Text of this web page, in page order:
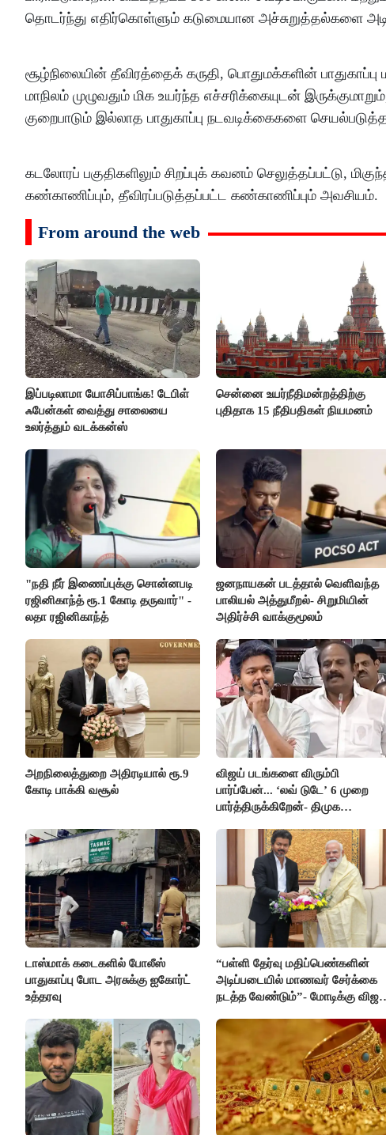
தொடர்ந்து எதிர்கொள்ளும் கடுமையான அச்சுறுத்தல்களை
சூழ்நிலையின் தீவிரத்தைக் கருதி, பொதுமக்களின்
மாநிலம் முழுவதும் மிக உயர்ந்த எச்சரிக்கையுடன்
குறைபாடும் இல்லாத பாதுகாப்பு நடவடிக்கைகளை
கடலோரப் பகுதிகளிலும் சிறப்புக் கவனம் செலுத்தப்பட்டு,
கண்காணிப்பும், தீவிரப்படுத்தப்பட்ட கண்காணிப்பும் அவசியம்.
From around the web
இப்படிலாமா யோசிப்பாங்க! டேபிள்
ஃபேன்கள் வைத்து சாலையை
உலர்த்தும் வடக்கன்ஸ்
சென்னை உயர்நீதிமன்றத்திற்கு
புதிதாக 15 நீதிபதிகள் நியமனம்
"நதி நீர் இணைப்புக்கு சொன்னபடி
ரஜினிகாந்த் ரூ.1 கோடி தருவார்" -
லதா ரஜினிகாந்த்
ஜனநாயகன் படத்தால் வெளிவந்த
பாலியல் அத்துமீறல்- சிறுமியின்
அதிர்ச்சி வாக்குமூலம்
அறநிலைத்துறை அதிரடியால் ரூ.9
கோடி பாக்கி வசூல்
விஜய் படங்களை விரும்பி
பார்ப்பேன்... ‘லவ் டுடே’ 6 முறை
பார்த்திருக்கிறேன்- திமுக
டாஸ்மாக் கடைகளில் போலீஸ்
பாதுகாப்பு போட அரசுக்கு ஐகோர்ட்
உத்தரவு
“பள்ளி தேர்வு மதிப்பெண்களின்
அடிப்படையில் மாணவர் சேர்க்கை
நடத்த வேண்டும்”- மோடிக்கு விஜய்